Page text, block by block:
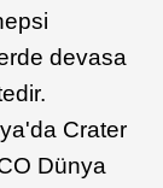
devasa
Crater
Dünya